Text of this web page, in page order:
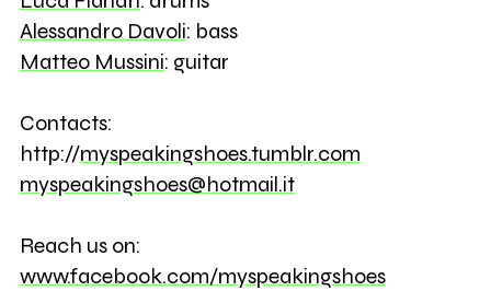
Alessandro Davoli: bass
Matteo Mussini: guitar
Contacts:
http://myspeakingshoes.tumblr.com
myspeakingshoes@hotmail.it
Reach us on:
www.facebook.com/myspeakingshoes